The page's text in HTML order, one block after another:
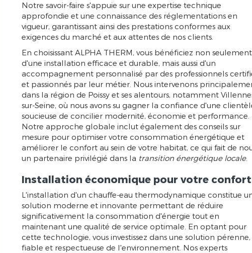
Notre savoir-faire s'appuie sur une expertise technique
approfondie et une connaissance des réglementations en
vigueur, garantissant ainsi des prestations conformes aux
exigences du marché et aux attentes de nos clients.
En choisissant ALPHA THERM, vous bénéficiez non seulement
d'une installation efficace et durable, mais aussi d'un
accompagnement personnalisé par des professionnels
et passionnés par leur métier. Nous intervenons
dans la région de Poissy et ses alentours, notamment
sur-Seine, où nous avons su gagner la confiance d'une
soucieuse de concilier modernité, économie et performance.
Notre approche globale inclut également des conseils sur
mesure pour optimiser votre consommation énergétique et
améliorer le confort au sein de votre habitat, ce qui fait de
un partenaire privilégié dans la transition énergétique locale.
Installation économique pour votre confort
L'installation d'un chauffe-eau thermodynamique constitue
solution moderne et innovante permettant de réduire
significativement la consommation d'énergie tout en
maintenant une qualité de service optimale. En optant pour
cette technologie, vous investissez dans une solution pérenne,
fiable et respectueuse de l'environnement. Nos experts